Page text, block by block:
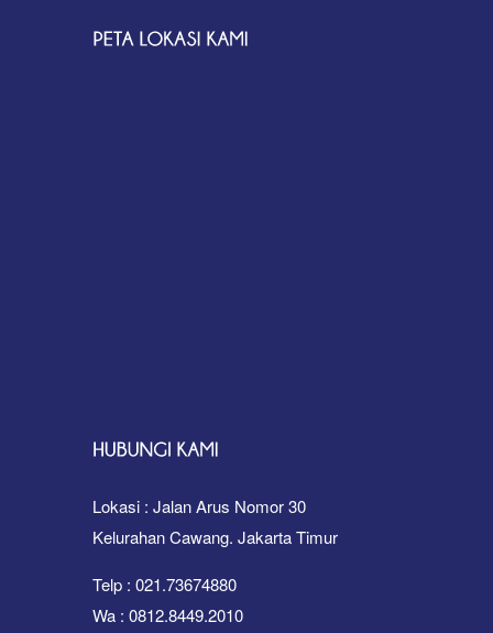
Lokasi : Jalan Arus Nomor 30
Kelurahan Cawang. Jakarta Timur
Telp : 021.73674880
Wa : 0812.8449.2010